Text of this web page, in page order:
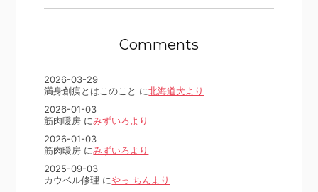
Comments
2026-03-29
満身創痍とはこのこと に北海道犬より
2026-01-03
筋肉暖房 にみずいろより
2026-01-03
筋肉暖房 にみずいろより
2025-09-03
カウベル修理 にやっ ちんより